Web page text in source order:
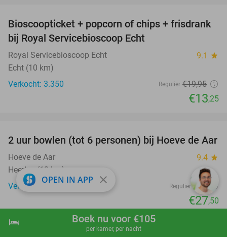
shopping_cart Boek nu
hotel Boek nu voor €105
per kamer, per nacht
34%
Bioscoopticket + popcorn of chips + frisdrank
bij Royal Servicebioscoop Echt
Royal Servicebioscoop Echt 9.1 star
Echt (10 km)
Verkocht: 3.350
Regulier €19,95
€13,25
50%
2 uur bowlen (tot 6 personen) bij Hoeve de Aar
Hoeve de Aar 9.4 star
Heerlen (12 km)
Verkocht: 1.223
Regulier €55
€27,50
OPEN IN APP close